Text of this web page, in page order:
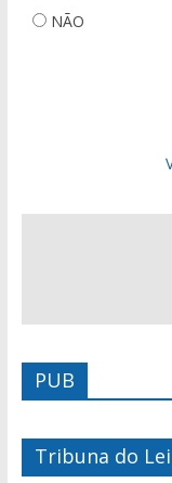
NÃO
PUB
Tribuna do